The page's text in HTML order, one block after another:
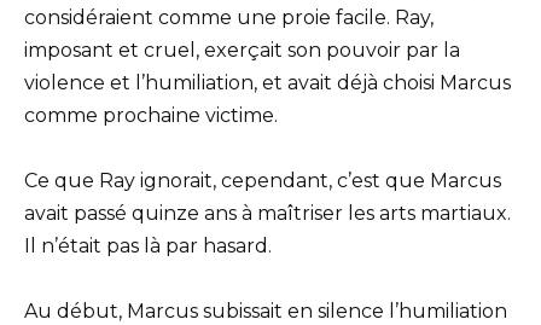
considéraient comme une proie facile. Ray,
imposant et cruel, exerçait son pouvoir par la
violence et l’humiliation, et avait déjà choisi Marcus
comme prochaine victime.
Ce que Ray ignorait, cependant, c’est que Marcus
avait passé quinze ans à maîtriser les arts martiaux.
Il n’était pas là par hasard.
Au début, Marcus subissait en silence l’humiliation